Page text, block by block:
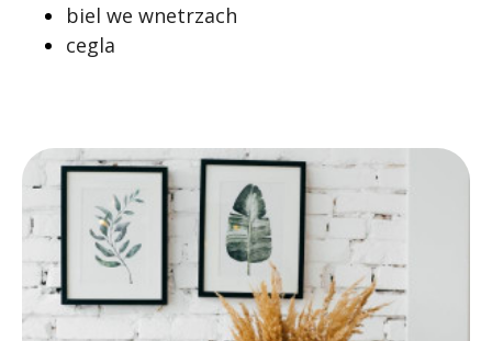
biel we wnetrzach
cegla